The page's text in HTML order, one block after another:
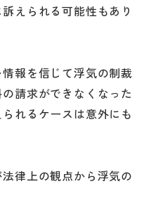
えられる可能性もあり
報を信じて浮気の制裁
請求ができなくなった
れるケースは意外にも
律上の観点から浮気の